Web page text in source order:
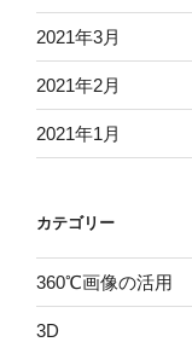
2021年3月
2021年2月
2021年1月
カテゴリー
360℃画像の活用
3D